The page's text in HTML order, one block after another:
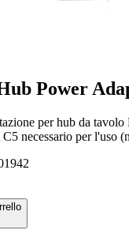
Power
per hub da
necessario per l'uso